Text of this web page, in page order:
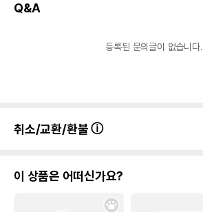
Q&A
등록된 문의글이 없습니다.
취소/교환/환불
이 상품은 어떠신가요?